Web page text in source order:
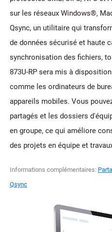
sur les réseaux Windows®,
Qsync, un utilitaire qui
de données sécurisé et haute
synchronisation des fichiers,
873U-RP sera mis à
comme les ordinateurs de
appareils mobiles. Vous
partagés et les dossiers
en groupe, ce qui améliore
des projets en équipe et
Informations complémentaires:
Qsync